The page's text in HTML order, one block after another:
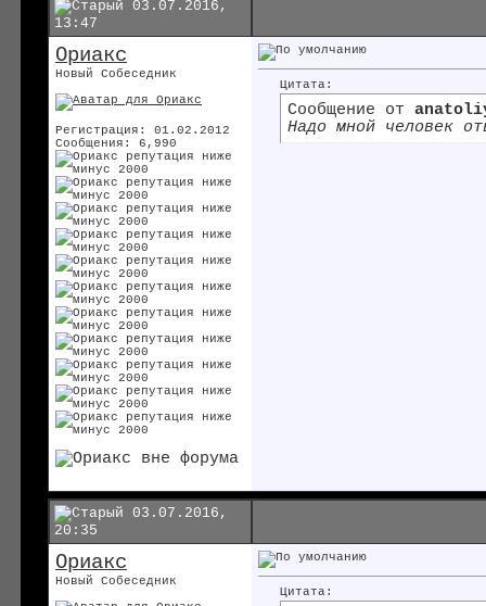
03.07.2016,
13:47
Ориакс
Новый Собеседник
Регистрация: 01.02.2012
Сообщения: 6,990
Цитата:
Сообщение от
Надо мной человек
03.07.2016,
20:35
Ориакс
Новый Собеседник
Цитата: